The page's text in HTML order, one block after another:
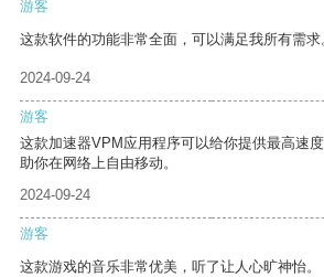
游客
这款软件的功能非常全面，可以满足我所有需求
2024-09-24
游客
这款加速器VPM应用程序可以给你提供最高速
助你在网络上自由移动。
2024-09-24
游客
这款游戏的音乐非常优美，听了让人心旷神怡。